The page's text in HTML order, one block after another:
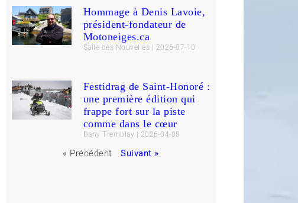
Hommage à Denis Lavoie,
président-fondateur de
Motoneiges.ca
Salle des Nouvelles 2026-07-10
Festidrag de Saint-Honoré :
une première édition qui
frappe fort sur la piste
comme dans le cœur
Dany Tremblay 2026-04-08
« Précédent Suivant »